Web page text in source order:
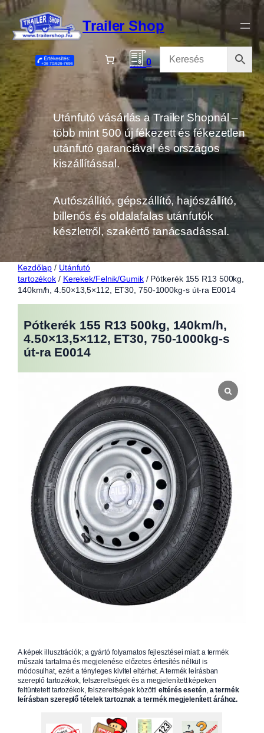
Ugrás
tartalomhoz
Trailer Shop
0
Utánfutó vásárlás a Trailer Shopnál –
több mint 500 új fékezett és fékezetlen
utánfutó garanciával és országos
kiszállítással.
Autószállító, gépszállító, hajószállító,
billenős és oldalafalas utánfutók
készletről, szakértő tanácsadással.
Kezdőlap / Utánfutó
tartozékok / Kerekek/Felnik/Gumik/ Pótkerék 155 R13 500kg,
140km/h, 4.50×13,5×112, ET30, 750-1000kg-s út-ra E0014
Pótkerék 155 R13 500kg, 140km/h,
4.50×13,5×112, ET30, 750-1000kg-s
út-ra E0014
A képek illusztrációk; a gyártó folyamatos fejlesztései miatt a termék
műszaki tartalma és megjelenése előzetes értesítés nélkül is
módosulhat, ezért a tényleges kivitel eltérhet. A termék leírásban
szereplő tartozékok, felszereltségek és a megjelenített képeken
feltüntetett tartozékok, felszereltségek közöttieltérés esetén, a termék
leírásban szereplő tételek tartoznak a termék megjelenített árához.